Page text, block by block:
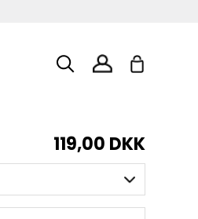
119,00 DKK